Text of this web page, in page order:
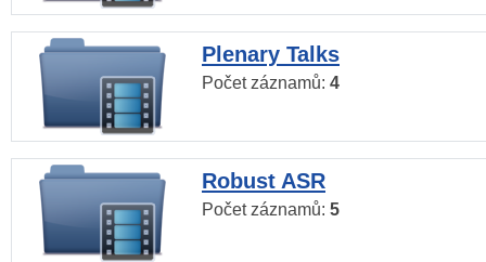
Plenary Talks
Počet záznamů: 4
Robust ASR
Počet záznamů: 5